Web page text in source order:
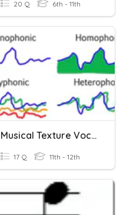
20 Q 6th - 11th
Musical Texture Vocabulary
17 Q 11th - 12th